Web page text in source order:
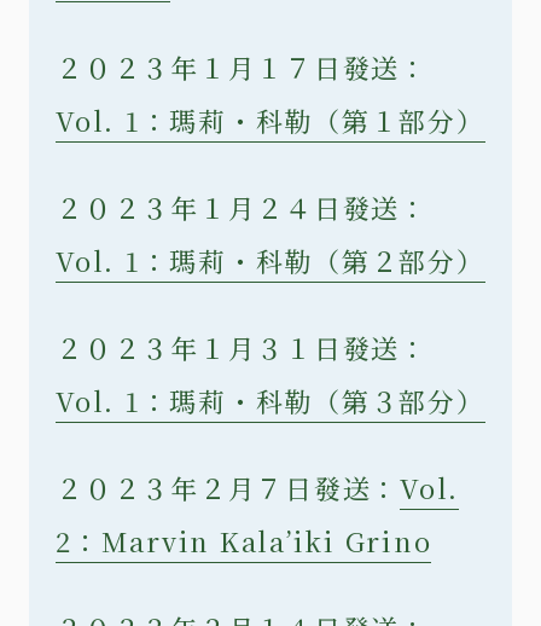
２０２３年１月１７日發送：
Vol. 1：瑪莉・科勒（第１部分）
２０２３年１月２４日發送：
Vol. 1：瑪莉・科勒（第２部分）
２０２３年１月３１日發送：
Vol. 1：瑪莉・科勒（第３部分）
２０２３年２月７日發送：Vol.
2：Marvin Kala’iki Grino